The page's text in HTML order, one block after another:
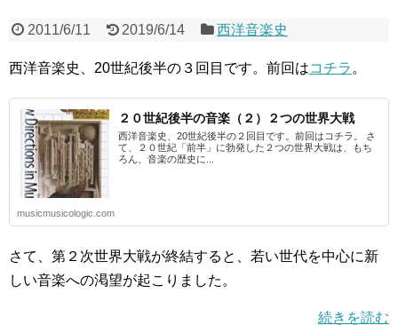
2011/6/11 2019/6/14 西洋音楽史
西洋音楽史、20世紀後半の３回目です。前回はコチラ 。
２０世紀後半の音楽（２）２つの世界大戦
西洋音楽史、20世紀後半の２回目です。前回はコチラ。 さ
て、２０世紀「前半」に勃発した２つの世界大戦は、もち
ろん、音楽の歴史に...
musicmusicologic.com
さて、第２次世界大戦が終結すると、若い世代を中心に新
しい音楽への渇望が起こりました。
続きを読む